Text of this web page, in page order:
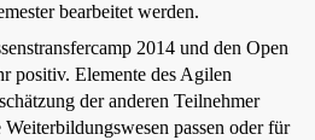
bearbeitet werden.
2014 und den Open
positiv. Elemente des Agilen
der anderen Teilnehmer
passen oder für